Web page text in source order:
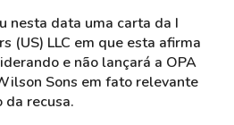
nesta data uma carta da I
(US) LLC em que esta afirma
e não lançará a OPA
Sons em fato relevante
da recusa.